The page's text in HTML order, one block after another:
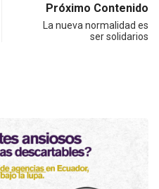
Próximo Contenido
La nueva normalidad es
ser solidarios